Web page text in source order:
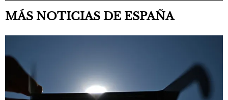
MÁS NOTICIAS DE ESPAÑA